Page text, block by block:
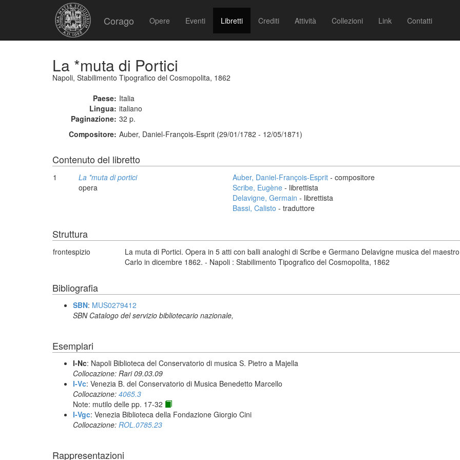
Corago Opere Eventi Libretti Crediti Attività Collezioni Link Contatti
La *muta di Portici
Napoli, Stabilimento Tipografico del Cosmopolita, 1862
Paese: Italia
Lingua: italiano
Paginazione: 32 p.
Compositore: Auber, Daniel-François-Esprit (29/01/1782 - 12/05/1871)
Contenuto del libretto
1
La *muta di portici
opera
Auber, Daniel-François-Esprit - compositore
Scribe, Eugène - librettista
Delavigne, Germain - librettista
Bassi, Calisto - traduttore
Struttura
frontespizio
La muta di Portici. Opera in 5 atti con balli analoghi di Scribe e Germano Delavigne musica del
Carlo in dicembre 1862. - Napoli : Stabilimento Tipografico del Cosmopolita, 1862
Bibliografia
SBN: MUS0279412
SBN Catalogo del servizio bibliotecario nazionale,
Esemplari
I-Nc: Napoli Biblioteca del Conservatorio di musica S. Pietro a Majella
Collocazione: Rari 09.03.09
I-Vc: Venezia B. del Conservatorio di Musica Benedetto Marcello
Collocazione: 4065.3
Note: mutilo delle pp. 17-32
I-Vgc: Venezia Biblioteca della Fondazione Giorgio Cini
Collocazione: ROL.0785.23
Rappresentazioni